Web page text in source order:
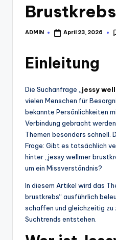
Brustkrebs
Posted
ADMIN April 23, 2026
Einleitung
Die Suchanfrage „ jessy
vielen Menschen für
bekannte Persönlichkeiten
Verbindung gebracht
Themen besonders schnell.
Frage: Gibt es tatsächlich
hinter „jessy wellmer
um ein Missverständnis?
In diesem Artikel wird das
brustkrebs“ ausführlich
schaffen und gleichzeitig zu
Suchtrends entstehen.